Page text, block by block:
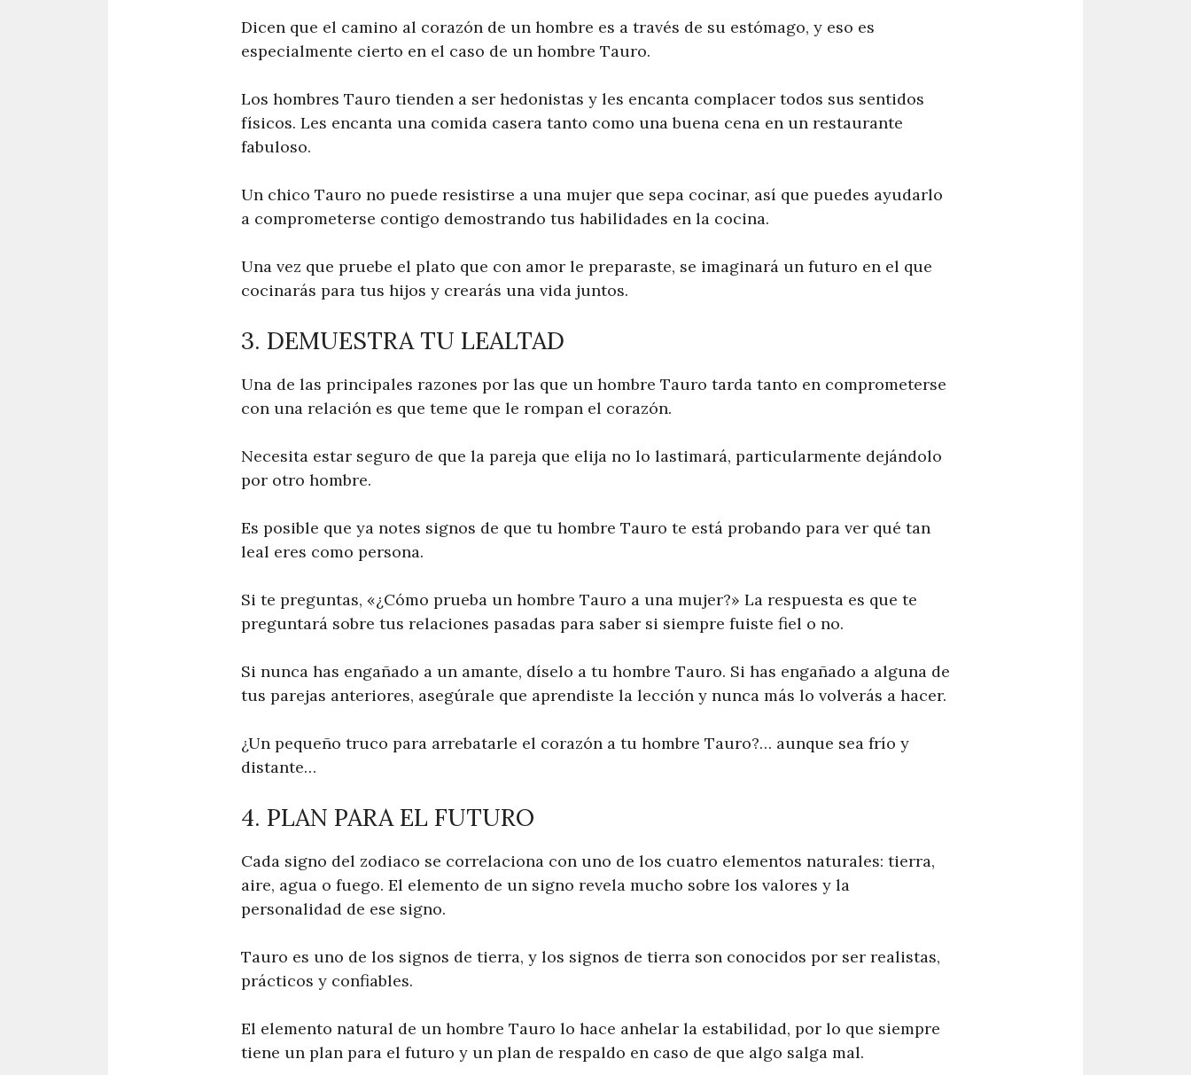
Dicen que el camino al corazón de un hombre es a través de su estómago, y eso es
especialmente cierto en el caso de un hombre Tauro.
Los hombres Tauro tienden a ser hedonistas y les encanta complacer todos sus sentidos
físicos. Les encanta una comida casera tanto como una buena cena en un restaurante
fabuloso.
Un chico Tauro no puede resistirse a una mujer que sepa cocinar, así que puedes ayudarlo
a comprometerse contigo demostrando tus habilidades en la cocina.
Una vez que pruebe el plato que con amor le preparaste, se imaginará un futuro en el que
cocinarás para tus hijos y crearás una vida juntos.
3. DEMUESTRA TU LEALTAD
Una de las principales razones por las que un hombre Tauro tarda tanto en comprometerse
con una relación es que teme que le rompan el corazón.
Necesita estar seguro de que la pareja que elija no lo lastimará, particularmente dejándolo
por otro hombre.
Es posible que ya notes signos de que tu hombre Tauro te está probando para ver qué tan
leal eres como persona.
Si te preguntas, «¿Cómo prueba un hombre Tauro a una mujer?» La respuesta es que te
preguntará sobre tus relaciones pasadas para saber si siempre fuiste fiel o no.
Si nunca has engañado a un amante, díselo a tu hombre Tauro. Si has engañado a alguna de
tus parejas anteriores, asegúrale que aprendiste la lección y nunca más lo volverás a hacer.
¿Un pequeño truco para arrebatarle el corazón a tu hombre Tauro?… aunque sea frío y
distante…
4. PLAN PARA EL FUTURO
Cada signo del zodiaco se correlaciona con uno de los cuatro elementos naturales: tierra,
aire, agua o fuego. El elemento de un signo revela mucho sobre los valores y la
personalidad de ese signo.
Tauro es uno de los signos de tierra, y los signos de tierra son conocidos por ser realistas,
prácticos y confiables.
El elemento natural de un hombre Tauro lo hace anhelar la estabilidad, por lo que siempre
tiene un plan para el futuro y un plan de respaldo en caso de que algo salga mal.